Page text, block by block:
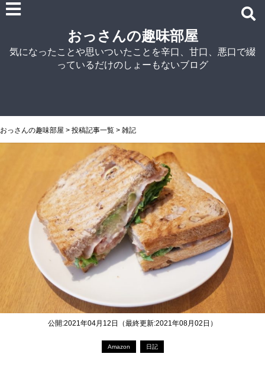
車関連の記事
パソコン関連
自宅でラーメン
NISSIN
アイランド食品
シマダヤ
おっさんの趣味部屋
気になったことや思いついたことを辛口、甘口、悪口で綴
っているだけのしょーもないブログ
おっさんの趣味部屋 > 投稿記事一覧 > 雑記
公開:2021年04月12日（最終更新:2021年08月02日）
Amazon 日記